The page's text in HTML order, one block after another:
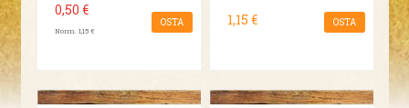
0,50 €
Norm. 1,15 €
OSTA 1,15 € OSTA